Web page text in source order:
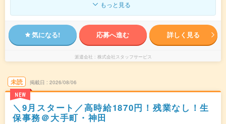
もっと見る
気になる! 応募へ進む 詳しく見る
派遣会社 株式会社スタッフサービス
未読
NEW
掲載日 2026/08/06
＼9月スタート／高時給1870円！残業なし！生
保事務＠大手町・神田